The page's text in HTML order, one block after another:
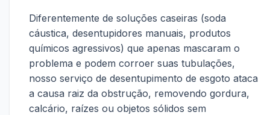
Diferentemente de soluções caseiras (soda
cáustica, desentupidores manuais, produtos
químicos agressivos) que apenas mascaram o
problema e podem corroer suas tubulações,
nosso serviço de desentupimento de esgoto ataca
a causa raiz da obstrução, removendo gordura,
calcário, raízes ou objetos sólidos sem